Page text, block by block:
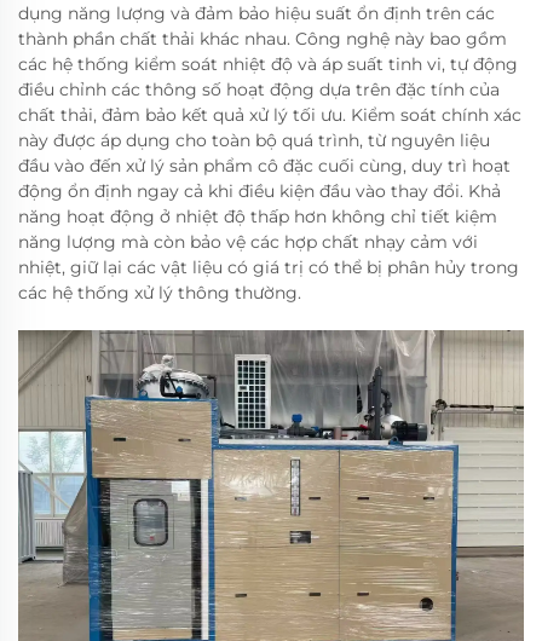
dụng năng lượng và đảm bảo hiệu suất ổn định trên các
thành phần chất thải khác nhau. Công nghệ này bao gồm
các hệ thống kiểm soát nhiệt độ và áp suất tinh vi, tự động
điều chỉnh các thông số hoạt động dựa trên đặc tính của
chất thải, đảm bảo kết quả xử lý tối ưu. Kiểm soát chính xác
này được áp dụng cho toàn bộ quá trình, từ nguyên liệu
đầu vào đến xử lý sản phẩm cô đặc cuối cùng, duy trì hoạt
động ổn định ngay cả khi điều kiện đầu vào thay đổi. Khả
năng hoạt động ở nhiệt độ thấp hơn không chỉ tiết kiệm
năng lượng mà còn bảo vệ các hợp chất nhạy cảm với
nhiệt, giữ lại các vật liệu có giá trị có thể bị phân hủy trong
các hệ thống xử lý thông thường.